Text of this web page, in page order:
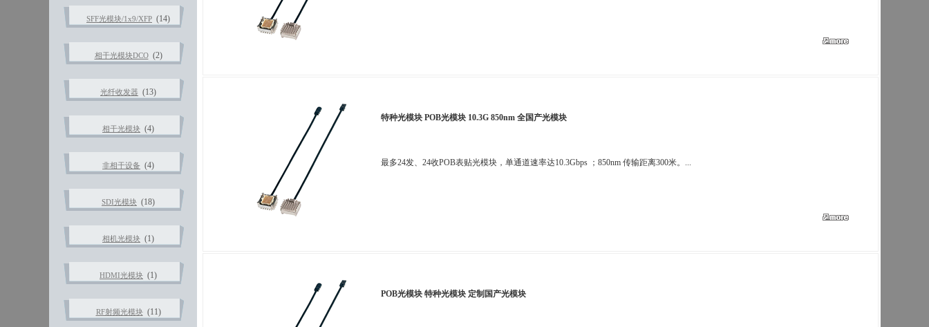
SFF光模块/1x9/XFP (14)
相干光模块DCO(2)
光纤收发器 (13)
相干光模块 (4)
非相干设备 (4)
SDI光模块 (18)
相机光模块 (1)
HDMI光模块 (1)
RF射频光模块(11)
特种光模块 POB光模块 10.3G 850nm 全国产光模块
最多24发、24收POB表贴光模块，单通道速率达10.3Gbps ；850nm 传输距离300米。...
POB光模块 特种光模块 定制国产光模块